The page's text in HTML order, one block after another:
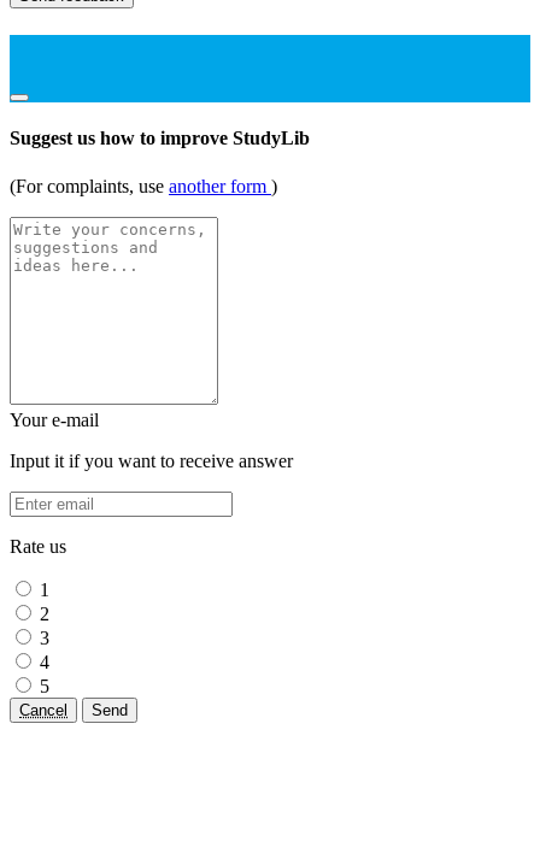
Suggest us how to improve StudyLib
(For complaints, use another form )
Your e-mail
Input it if you want to receive answer
Rate us
1
2
3
4
5
Cancel Send